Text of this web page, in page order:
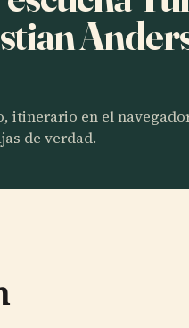
itinerario en el
de verdad.